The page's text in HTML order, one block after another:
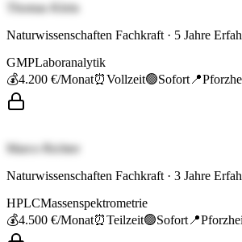
Thomas Klein
Naturwissenschaften Fachkraft · 5 Jahre
GMPLaboranalytik
💰4.200 €/Monat⏰Vollzeit🟢Sofort 📍
Marco Richter
Naturwissenschaften Fachkraft · 3 Jahre
HPLCMassenspektrometrie
💰4.500 €/Monat⏰Teilzeit🟢Sofort 📍